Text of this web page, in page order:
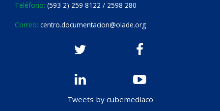
Teléfono: (593 2) 259 8122 / 2598 280
Correo: centro.documentacion@olade.org
Tweets by cubemediaco